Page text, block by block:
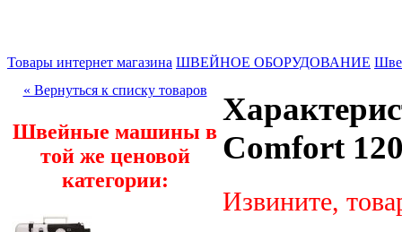
Товары интернет магазина ШВЕЙНОЕ ОБОРУДОВАНИЕ
« Вернуться к списку товаров
Швейные машины в
той же ценовой
категории:
Comfort
Извините,